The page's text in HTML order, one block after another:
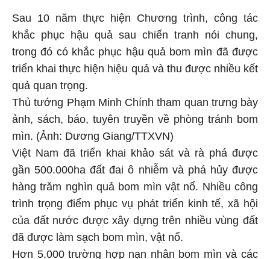
Sau 10 năm thực hiện Chương trình, công tác
khắc phục hậu quả sau chiến tranh nói chung,
trong đó có khắc phục hậu quả bom mìn đã được
triển khai thực hiện hiệu quả và thu được nhiều kết
quả quan trọng.
Thủ tướng Phạm Minh Chính tham quan trưng bày
ảnh, sách, báo, tuyên truyền về phòng tránh bom
mìn. (Ảnh: Dương Giang/TTXVN)
Việt Nam đã triển khai khảo sát và rà phá được
gần 500.000ha đất đai ô nhiễm và phá hủy được
hàng trăm nghìn quả bom mìn vật nổ. Nhiều công
trình trọng điểm phục vụ phát triển kinh tế, xã hội
của đất nước được xây dựng trên nhiều vùng đất
đã được làm sạch bom mìn, vật nổ.
Hơn 5.000 trường hợp nạn nhân bom mìn và các